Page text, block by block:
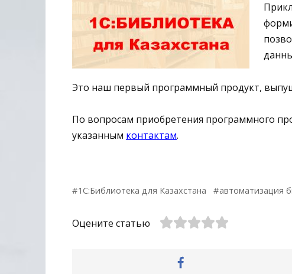
Это наш первый программный продукт,
По вопросам приобретения программного
указанным контактам.
1С:Библиотека для Казахстана автоматизация
Оцените статью